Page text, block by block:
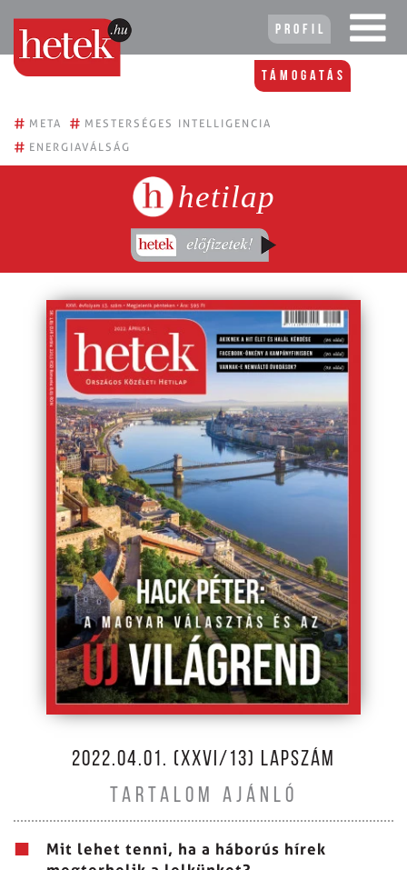
Profil
Támogatás
# META # MESTERSÉGES INTELLIGENCIA
# ENERGIAVÁLSÁG
hetilap
2022.04.01. (XXVI/13) LAPSZÁM
TARTALOM AJÁNLÓ
Mit lehet tenni, ha a háborús hírek